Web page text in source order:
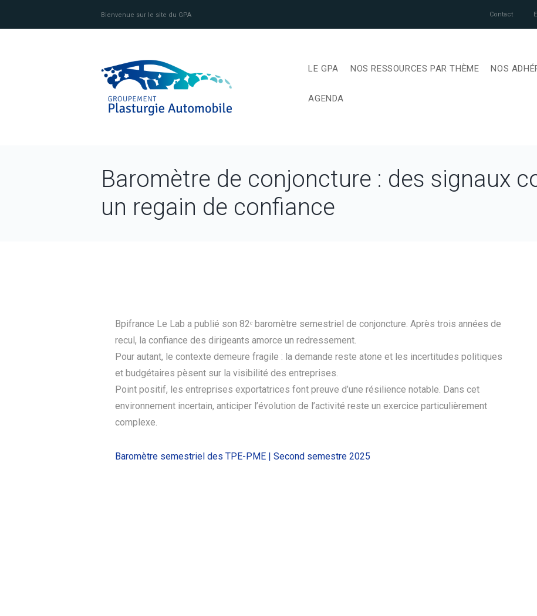
Bienvenue sur le site du GPA Contact
LE GPA NOS RESSOURCES PAR THÈME NOS
AGENDA
Baromètre de conjoncture : des signaux
un regain de confiance
Bpifrance Le Lab a publié son 82ᵉ baromètre semestriel de conjoncture. Après trois années de
recul, la confiance des dirigeants amorce un redressement.
Pour autant, le contexte demeure fragile : la demande reste atone et les incertitudes politiques
et budgétaires pèsent sur la visibilité des entreprises.
Point positif, les entreprises exportatrices font preuve d’une résilience notable. Dans cet
environnement incertain, anticiper l’évolution de l’activité reste un exercice particulièrement
complexe.
Baromètre semestriel des TPE-PME | Second semestre 2025